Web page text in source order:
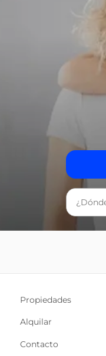
Propiedades
Alquilar
Contacto